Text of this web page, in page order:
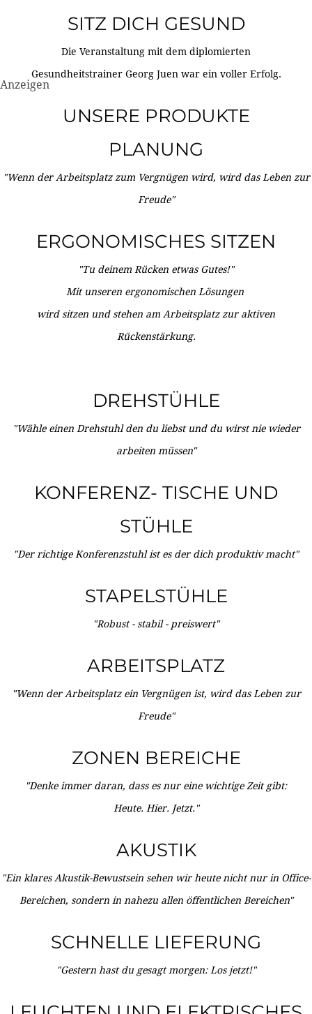
SITZ DICH GESUND
Die Veranstaltung mit dem diplomierten
Gesundheitstrainer Georg Juen war ein voller Erfolg.
Anzeigen
UNSERE PRODUKTE
PLANUNG
"Wenn der Arbeitsplatz zum Vergnügen wird, wird das Leben zur
Freude"
ERGONOMISCHES SITZEN
"Tu deinem Rücken etwas Gutes!"
Mit unseren ergonomischen Lösungen
wird sitzen und stehen am Arbeitsplatz zur aktiven
Rückenstärkung.
DREHSTÜHLE
"Wähle einen Drehstuhl den du liebst und du wirst nie wieder
arbeiten müssen"
KONFERENZ- TISCHE UND
STÜHLE
"Der richtige Konferenzstuhl ist es der dich produktiv macht"
STAPELSTÜHLE
"Robust - stabil - preiswert"
ARBEITSPLATZ
"Wenn der Arbeitsplatz ein Vergnügen ist, wird das Leben zur
Freude"
ZONEN BEREICHE
"Denke immer daran, dass es nur eine wichtige Zeit gibt:
Heute. Hier. Jetzt."
AKUSTIK
"Ein klares Akustik-Bewustsein sehen wir heute nicht nur in Office-
Bereichen, sondern in nahezu allen öffentlichen Bereichen"
SCHNELLE LIEFERUNG
"Gestern hast du gesagt morgen: Los jetzt!"